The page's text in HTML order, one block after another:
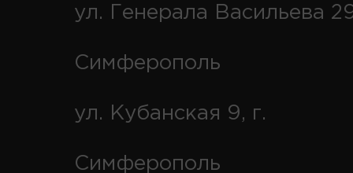
ул. Генерала Васильева
Симферополь
ул. Кубанская 9, г.
Симферополь